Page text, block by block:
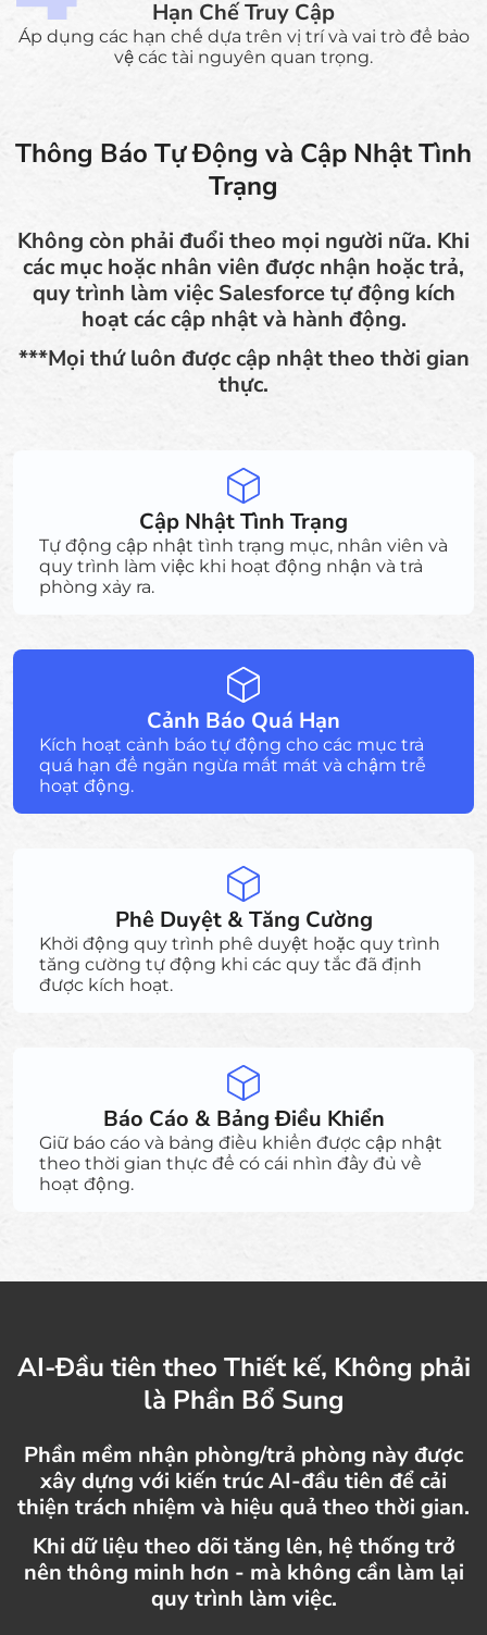
Hạn Chế Truy Cập
Áp dụng các hạn chế dựa trên vị trí và vai trò để bảo
vệ các tài nguyên quan trọng.
Thông Báo Tự Động và Cập Nhật Tình
Trạng
Không còn phải đuổi theo mọi người nữa. Khi
các mục hoặc nhân viên được nhận hoặc trả,
quy trình làm việc Salesforce tự động kích
hoạt các cập nhật và hành động.
***Mọi thứ luôn được cập nhật theo thời gian
thực.
Cập Nhật Tình Trạng
Tự động cập nhật tình trạng mục, nhân viên và
quy trình làm việc khi hoạt động nhận và trả
phòng xảy ra.
Cảnh Báo Quá Hạn
Kích hoạt cảnh báo tự động cho các mục trả
quá hạn để ngăn ngừa mất mát và chậm trễ
hoạt động.
Phê Duyệt & Tăng Cường
Khởi động quy trình phê duyệt hoặc quy trình
tăng cường tự động khi các quy tắc đã định
được kích hoạt.
Báo Cáo & Bảng Điều Khiển
Giữ báo cáo và bảng điều khiển được cập nhật
theo thời gian thực để có cái nhìn đầy đủ về
hoạt động.
AI-Đầu tiên theo Thiết kế, Không phải
là Phần Bổ Sung
Phần mềm nhận phòng/trả phòng này được
xây dựng với kiến trúc AI-đầu tiên để cải
thiện trách nhiệm và hiệu quả theo thời gian.
Khi dữ liệu theo dõi tăng lên, hệ thống trở
nên thông minh hơn - mà không cần làm lại
quy trình làm việc.